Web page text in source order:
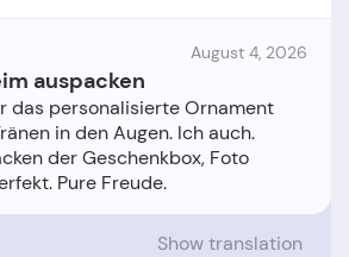
August 4, 2026
auspacken
das personalisierte Ornament
in den Augen. Ich auch.
der Geschenkbox, Foto
Show translation